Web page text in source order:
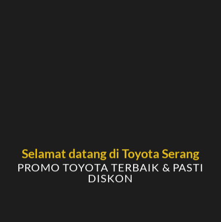
Selamat datang di Toyota Serang
PROMO TOYOTA TERBAIK & PASTI
DISKON
ALL
VIEW